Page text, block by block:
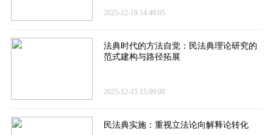
2025-12-19 14:49:05
法典时代的方法自觉：民法典理论研究的
范式建构与路径拓展
2025-12-15 15:09:08
民法典实施：重视立法论向解释论转化